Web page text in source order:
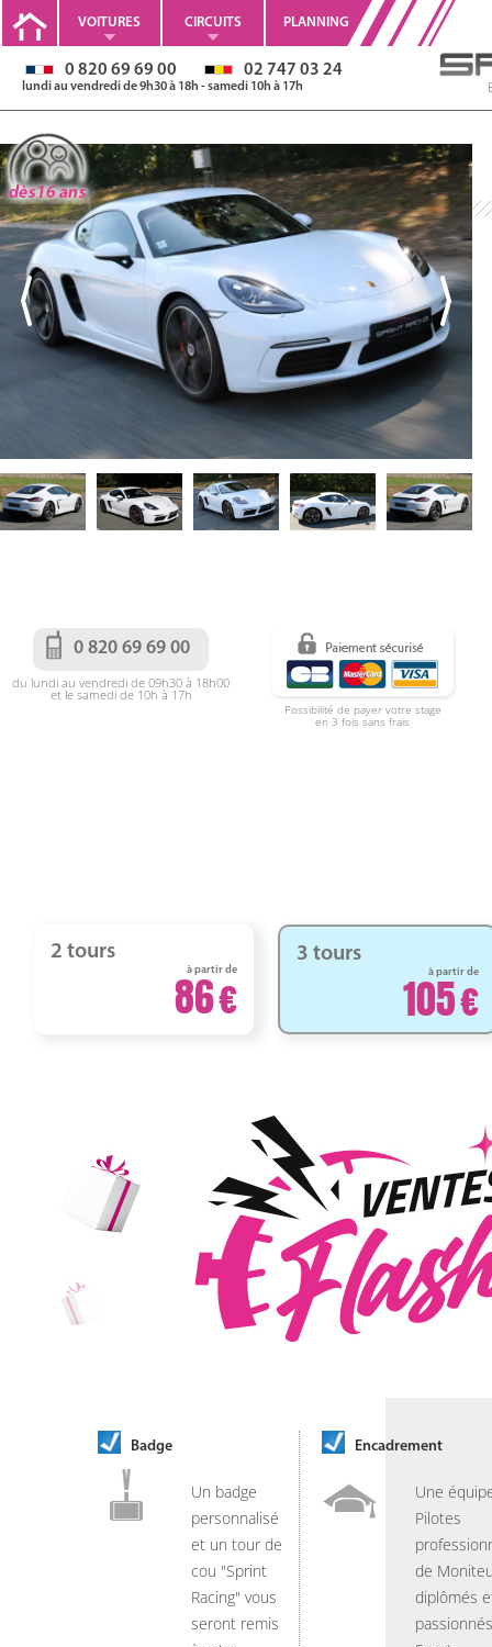
VOITURES CIRCUITS PLANNING
0 820 69 69 00 02 747 03 24
lundi au vendredi de 9h30 à 18h - samedi 10h à 17h
0 820 69 69 00
du lundi au vendredi de 09h30 à 18h00
et le samedi de 10h à 17h
Possibilité de payer votre stage
en 3 fois sans frais
2 tours
à partir de
86
3 tours
à partir de
105
Badge
Un badge
personnalisé
et un tour de
cou "Sprint
Racing" vous
seront remis
Encadrement
Une
Pilotes
de
diplômés